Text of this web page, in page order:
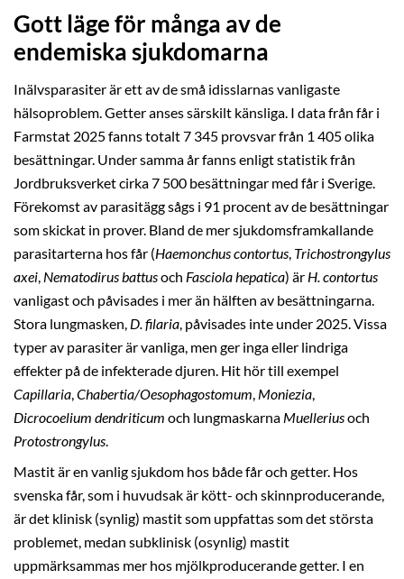
Gott läge för många av de
endemiska sjukdomarna
Inälvsparasiter är ett av de små idisslarnas vanligaste
hälsoproblem. Getter anses särskilt känsliga. I data från får i
Farmstat 2025 fanns totalt 7 345 provsvar från 1 405 olika
besättningar. Under samma år fanns enligt statistik från
Jordbruksverket cirka 7 500 besättningar med får i Sverige.
Förekomst av parasitägg sågs i 91 procent av de besättningar
som skickat in prover. Bland de mer sjukdomsframkallande
parasitarterna hos får (Haemonchus contortus, Trichostrongylus
axei, Nematodirus battusoch Fasciola hepatica) är H. contortus
vanligast och påvisades i mer än hälften av besättningarna.
Stora lungmasken, D. filaria, påvisades inte under 2025. Vissa
typer av parasiter är vanliga, men ger inga eller lindriga
effekter på de infekterade djuren. Hit hör till exempel
Capillaria,Chabertia/Oesophagostomum, Moniezia,
Dicrocoelium dendriticum och lungmaskarna Muelleriusoch
Protostrongylus.
Mastit är en vanlig sjukdom hos både får och getter. Hos
svenska får, som i huvudsak är kött- och skinnproducerande,
är det klinisk (synlig) mastit som uppfattas som det största
problemet, medan subklinisk (osynlig) mastit
uppmärksammas mer hos mjölkproducerande getter. I en